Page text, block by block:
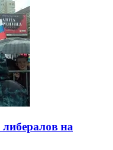
на